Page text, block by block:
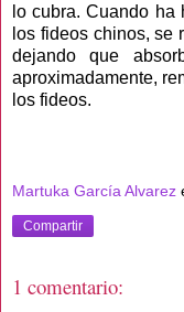
lo cubra. Cuando
los fideos chinos, se
dejando que
aproximadamente,
los fideos.
Martuka García Alvarez
Compartir
1 comentario: